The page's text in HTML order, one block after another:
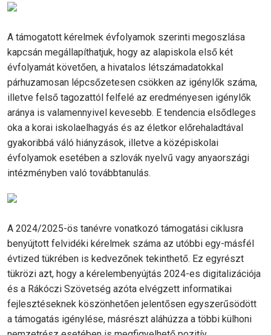
A támogatott kérelmek évfolyamok szerinti megoszlása
kapcsán megállapíthatjuk, hogy az alapiskola első két
évfolyamát követően, a hivatalos létszámadatokkal
párhuzamosan lépcsőzetesen csökken az igénylők száma,
illetve felső tagozattól felfelé az eredményesen igénylők
aránya is valamennyivel kevesebb. E tendencia elsődleges
oka a korai iskolaelhagyás és az életkor előrehaladtával
gyakoribbá váló hiányzások, illetve a középiskolai
évfolyamok esetében a szlovák nyelvű vagy anyaországi
intézményben való továbbtanulás.
A 2024/2025-ös tanévre vonatkozó támogatási ciklusra
benyújtott felvidéki kérelmek száma az utóbbi egy-másfél
évtized tükrében is kedvezőnek tekinthető. Ez egyrészt
tükrözi azt, hogy a kérelembenyújtás 2024-es digitalizációja
és a Rákóczi Szövetség azóta elvégzett informatikai
fejlesztéseknek köszönhetően jelentősen egyszerűsödött
a támogatás igénylése, másrészt aláhúzza a többi külhoni